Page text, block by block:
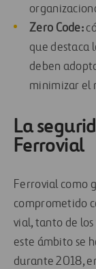
Zero Code:
que destaca
deben
minimizar el
La
Ferrovial
Ferrovial como
comprometido
vial, tanto de los
este ámbito se
durante 2018,